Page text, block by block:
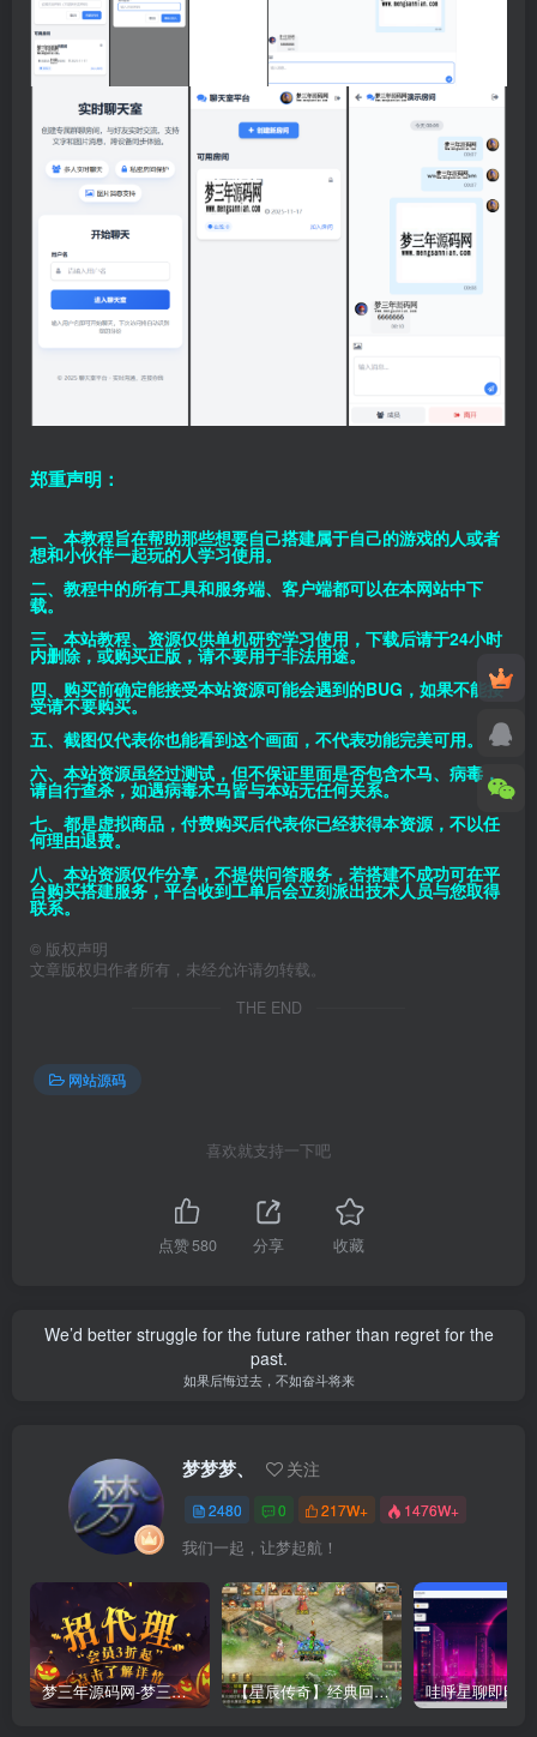
郑重声明：
一、本教程旨在帮助那些想要自己搭建属于自己的游戏的人或者
想和小伙伴一起玩的人学习使用。
二、教程中的所有工具和服务端、客户端都可以在本网站中下
载。
三、本站教程、资源仅供单机研究学习使用，下载后请于24小时
内删除，或购买正版，请不要用于非法用途。
四、购买前确定能接受本站资源可能会遇到的BUG，如果不能接
受请不要购买。
五、截图仅代表你也能看到这个画面，不代表功能完美可用。
六、本站资源虽经过测试，但不保证里面是否包含木马、病毒，
请自行查杀，如遇病毒木马皆与本站无任何关系。
七、都是虚拟商品，付费购买后代表你已经获得本资源，不以任
何理由退费。
八、本站资源仅作分享，不提供问答服务，若搭建不成功可在平
台购买搭建服务，平台收到工单后会立刻派出技术人员与您取得
联系。
© 版权声明
文章版权归作者所有，未经允许请勿转载。
THE END
网站源码
喜欢就支持一下吧
点赞580 分享 收藏
We’d better struggle for the future rather than regret for the
past.
如果后悔过去，不如奋斗将来
梦梦梦、 关注
2480 0 217W+ 1476W+
我们一起，让梦起航！
梦三年源码网-梦三年ym会员代理详情 【星辰传奇】经典回合制手游+安卓端+GM工具+详细搭建教程